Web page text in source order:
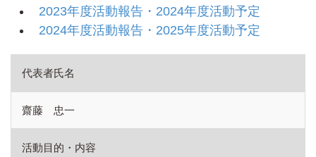
2023年度活動報告・2024年度活動予定
2024年度活動報告・2025年度活動予定
代表者氏名
齋藤 忠一
活動目的・内容